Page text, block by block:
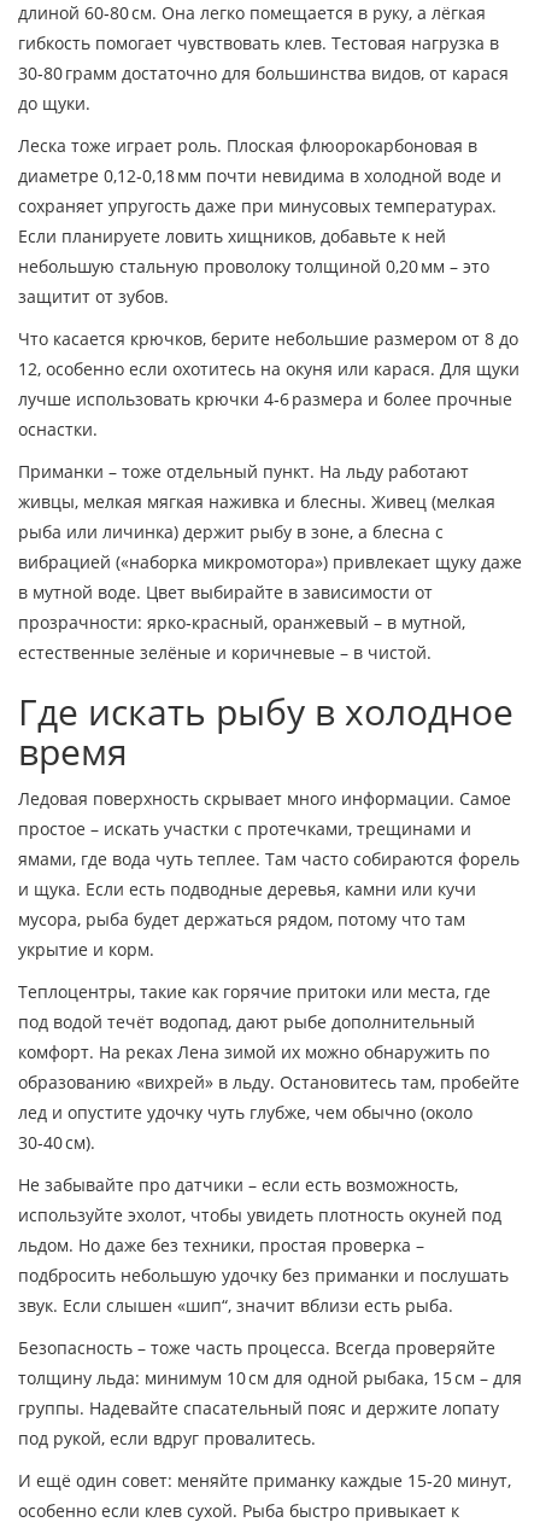
длиной 60‑80 см. Она легко помещается в руку, а лёгкая
гибкость помогает чувствовать клев. Тестовая нагрузка в
30‑80 грамм достаточно для большинства видов, от карася
до щуки.
Леска тоже играет роль. Плоская флюорокарбоновая в
диаметре 0,12‑0,18 мм почти невидима в холодной воде и
сохраняет упругость даже при минусовых температурах.
Если планируете ловить хищников, добавьте к ней
небольшую стальную проволоку толщиной 0,20 мм – это
защитит от зубов.
Что касается крючков, берите небольшие размером от 8 до
12, особенно если охотитесь на окуня или карася. Для щуки
лучше использовать крючки 4‑6 размера и более прочные
оснастки.
Приманки – тоже отдельный пункт. На льду работают
живцы, мелкая мягкая наживка и блесны. Живец (мелкая
рыба или личинка) держит рыбу в зоне, а блесна с
вибрацией («наборка микромотора») привлекает щуку даже
в мутной воде. Цвет выбирайте в зависимости от
прозрачности: ярко‑красный, оранжевый – в мутной,
естественные зелёные и коричневые – в чистой.
Где искать рыбу в холодное
время
Ледовая поверхность скрывает много информации. Самое
простое – искать участки с протечками, трещинами и
ямами, где вода чуть теплее. Там часто собираются форель
и щука. Если есть подводные деревья, камни или кучи
мусора, рыба будет держаться рядом, потому что там
укрытие и корм.
Теплоцентры, такие как горячие притоки или места, где
под водой течёт водопад, дают рыбе дополнительный
комфорт. На реках Лена зимой их можно обнаружить по
образованию «вихрей» в льду. Остановитесь там, пробейте
лед и опустите удочку чуть глубже, чем обычно (около
30‑40 см).
Не забывайте про датчики – если есть возможность,
используйте эхолот, чтобы увидеть плотность окуней под
льдом. Но даже без техники, простая проверка –
подбросить небольшую удочку без приманки и послушать
звук. Если слышен «шип“, значит вблизи есть рыба.
Безопасность – тоже часть процесса. Всегда проверяйте
толщину льда: минимум 10 см для одной рыбака, 15 см – для
группы. Надевайте спасательный пояс и держите лопату
под рукой, если вдруг провалитесь.
И ещё один совет: меняйте приманку каждые 15‑20 минут,
особенно если клев сухой. Рыба быстро привыкает к